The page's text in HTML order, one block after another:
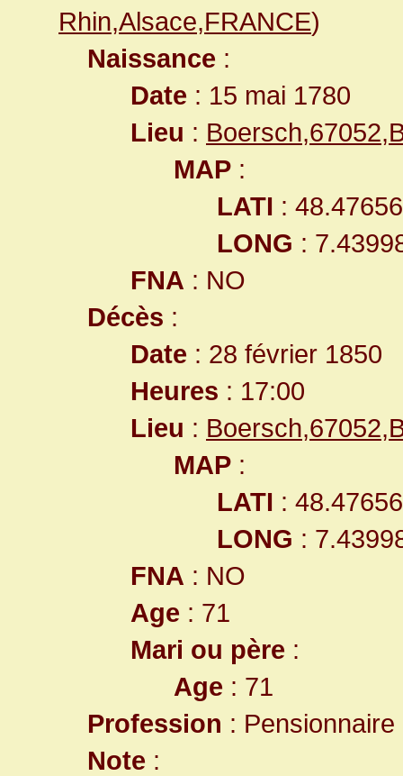
Rhin,Alsace,FRANCE)
Naissance :
Date : 15 mai 1780
Lieu :
MAP :
LATI :
LONG :
FNA : NO
Décès :
Date : 28 février 1850
Heures : 17:00
Lieu :
MAP :
LATI :
LONG :
FNA : NO
Age : 71
Mari ou père :
Age : 71
Profession :
Note :